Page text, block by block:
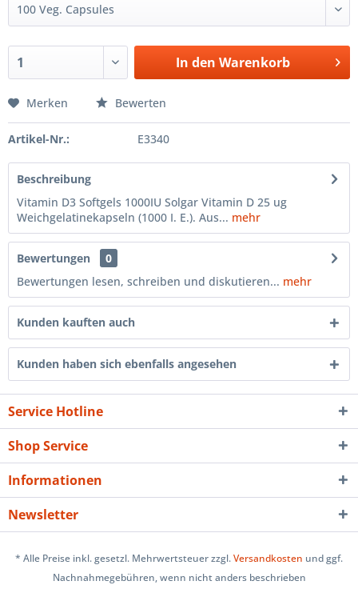
In den Warenkorb
Merken Bewerten
Artikel-Nr.: E3340
Beschreibung
Vitamin D3 Softgels 1000IU Solgar Vitamin D 25 ug
Weichgelatinekapseln (1000 I. E.). Aus... mehr
Bewertungen
0
Bewertungen lesen, schreiben und diskutieren... mehr
Kunden kauften auch
Kunden haben sich ebenfalls angesehen
Service Hotline
Shop Service
Informationen
Newsletter
* Alle Preise inkl. gesetzl. Mehrwertsteuer zzgl.Versandkosten und ggf.
Nachnahmegebühren, wenn nicht anders beschrieben